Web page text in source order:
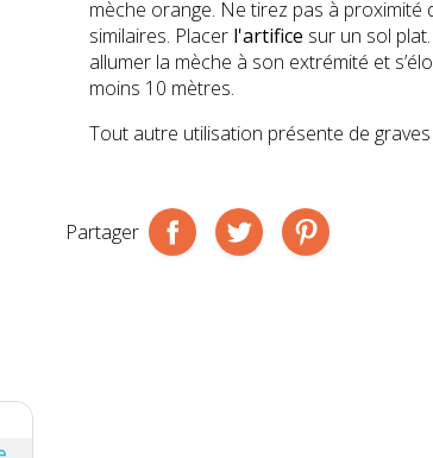
mèche orange. Ne tirez pas à proximité
similaires. Placer l'artifice sur un sol
allumer la mèche à son extrémité et
moins 10 mètres.
Tout autre utilisation présente de
Partager